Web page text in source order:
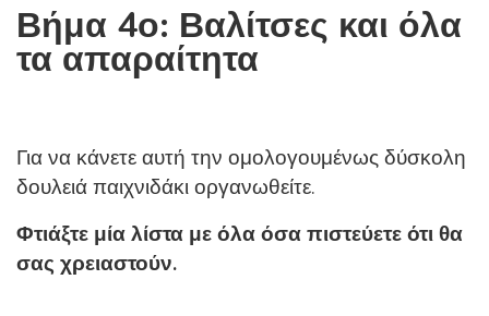
Βήμα 4ο: Βαλίτσες και όλα
τα απαραίτητα
Για να κάνετε αυτή την ομολογουμένως δύσκολη
δουλειά παιχνιδάκι οργανωθείτε.
Φτιάξτε μία λίστα με όλα όσα πιστεύετε ότι θα
σας χρειαστούν.